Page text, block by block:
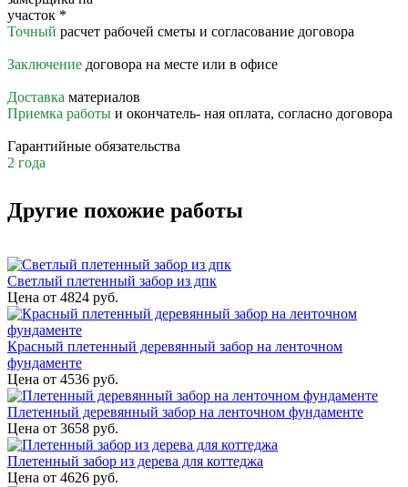
участок *
Точный расчет рабочей сметы и согласование договора
Заключение договора на месте или в офисе
Доставка материалов
Приемка работы и окончатель- ная оплата, согласно договора
Гарантийные обязательства
2 года
Другие похожие работы
Светлый плетенный забор из дпк
Цена от 4824 руб.
Красный плетенный деревянный забор на ленточном
фундаменте
Цена от 4536 руб.
Плетенный деревянный забор на ленточном фундаменте
Цена от 3658 руб.
Плетенный забор из дерева для коттеджа
Цена от 4626 руб.